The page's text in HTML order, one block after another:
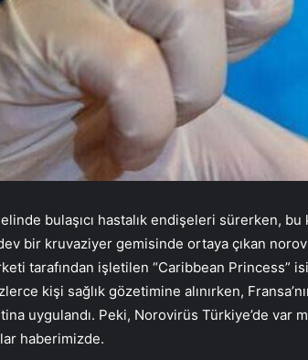
bulaşıcı hastalık endişeleri sürerken, bu
bir kruvaziyer gemisinde ortaya çıkan
tarafından işletilen “Caribbean Princess”
kişi sağlık gözetimine alınırken,
uygulandı. Peki, Norovirüs Türkiye’de var
haberimizde.